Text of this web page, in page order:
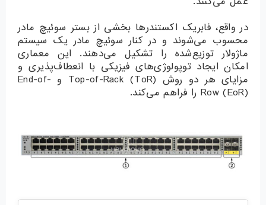
در واقع، فابریک اکستندرها بخشی از بستر سوئیچ مادر
محسوب می‌شوند و در کنار سوئیچ مادر یک سیستم
ماژولار توزیع‌شده را تشکیل می‌دهند. این معماری
امکان ایجاد توپولوژی‌های فیزیکی با انعطاف‌پذیری و
مزایای هر دو روش Top-of-Rack (ToR) و End-of-
Row (EoR) را فراهم می‌کند.